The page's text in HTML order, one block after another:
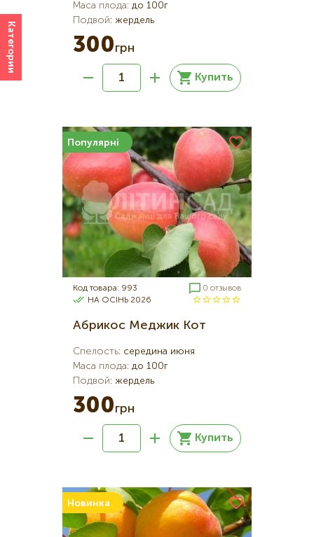
Категории
Маса плода: до 100г
Подвой: жердель
300грн
Купить
Популярні
Код товара: 993
0 отзывов
НА ОСІНЬ 2026
Абрикос Меджик Кот
Спелость: середина июня
Маса плода: до 100г
Подвой: жердель
300грн
Купить
Новинка